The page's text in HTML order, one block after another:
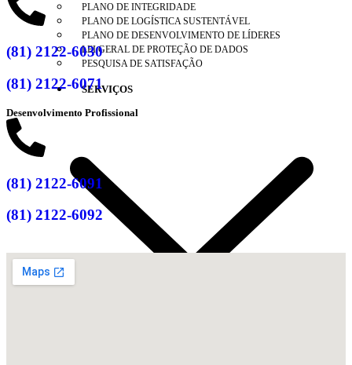
PLANO DE INTEGRIDADE
PLANO DE LOGÍSTICA SUSTENTÁVEL
PLANO DE DESENVOLVIMENTO DE LÍDERES
LEI GERAL DE PROTEÇÃO DE DADOS
PESQUISA DE SATISFAÇÃO
SERVIÇOS
(81) 2122-6030
(81) 2122-6071
Desenvolvimento Profissional
(81) 2122-6091
(81) 2122-6092